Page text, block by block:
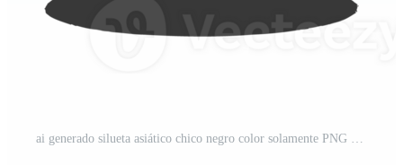
ai generado silueta asiático chico negro color solamente PNG Pro